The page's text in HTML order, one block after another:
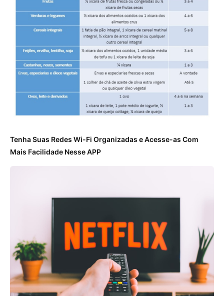
Tenha Suas Redes Wi-Fi Organizadas e Acesse-as Com
Mais Facilidade Nesse APP